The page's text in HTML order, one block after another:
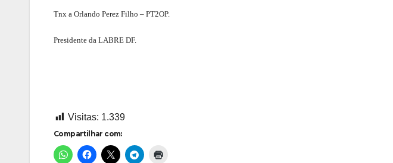
Tnx a Orlando Perez Filho – PT2OP.
Presidente da LABRE DF.
Visitas: 1.339
Compartilhar com: